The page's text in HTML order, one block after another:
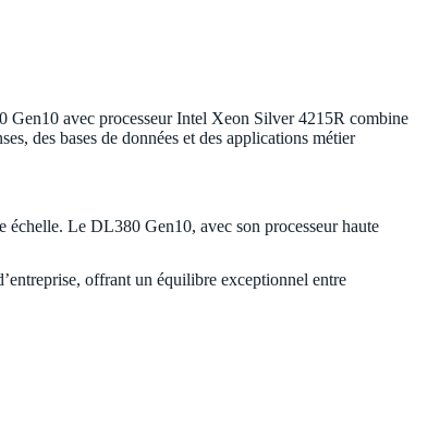
Gen10 avec processeur Intel Xeon Silver 4215R combine
des bases de données et des applications métier
échelle. Le DL380 Gen10, avec son processeur haute
offrant un équilibre exceptionnel entre